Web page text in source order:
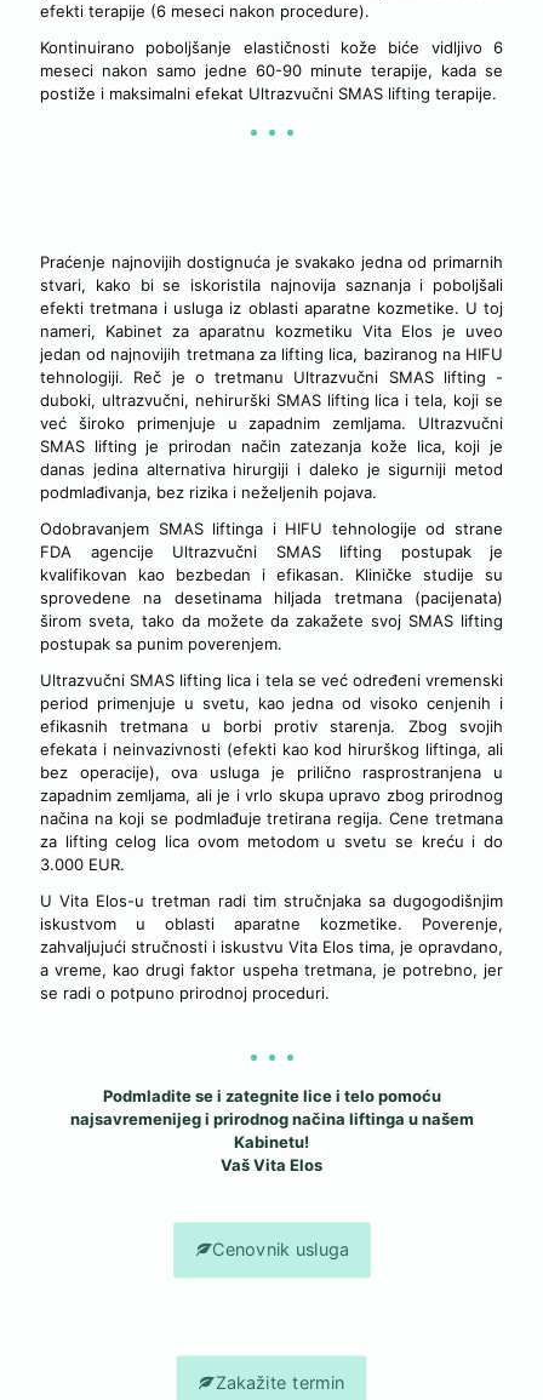
efekti terapije (6 meseci nakon procedure).
Kontinuirano poboljšanje elastičnosti kože biće vidljivo 6
meseci nakon samo jedne 60-90 minute terapije, kada se
postiže i maksimalni efekat Ultrazvučni SMAS lifting terapije.
Praćenje najnovijih dostignuća je svakako jedna od primarnih
stvari, kako bi se iskoristila najnovija saznanja i poboljšali
efekti tretmana i usluga iz oblasti aparatne kozmetike. U toj
nameri, Kabinet za aparatnu kozmetiku Vita Elos je uveo
jedan od najnovijih tretmana za lifting lica, baziranog na HIFU
tehnologiji. Reč je o tretmanu Ultrazvučni SMAS lifting -
duboki, ultrazvučni, nehirurški SMAS lifting lica i tela, koji se
već široko primenjuje u zapadnim zemljama. Ultrazvučni
SMAS lifting je prirodan način zatezanja kože lica, koji je
danas jedina alternativa hirurgiji i daleko je sigurniji metod
podmlađivanja, bez rizika i neželjenih pojava.
Odobravanjem SMAS liftinga i HIFU tehnologije od strane
FDA agencije Ultrazvučni SMAS lifting postupak je
kvalifikovan kao bezbedan i efikasan. Kliničke studije su
sprovedene na desetinama hiljada tretmana (pacijenata)
širom sveta, tako da možete da zakažete svoj SMAS lifting
postupak sa punim poverenjem.
Ultrazvučni SMAS lifting lica i tela se već određeni vremenski
period primenjuje u svetu, kao jedna od visoko cenjenih i
efikasnih tretmana u borbi protiv starenja. Zbog svojih
efekata i neinvazivnosti (efekti kao kod hirurškog liftinga, ali
bez operacije), ova usluga je prilično rasprostranjena u
zapadnim zemljama, ali je i vrlo skupa upravo zbog prirodnog
načina na koji se podmlađuje tretirana regija. Cene tretmana
za lifting celog lica ovom metodom u svetu se kreću i do
3.000 EUR.
U Vita Elos-u tretman radi tim stručnjaka sa dugogodišnjim
iskustvom u oblasti aparatne kozmetike. Poverenje,
zahvaljujući stručnosti i iskustvu Vita Elos tima, je opravdano,
a vreme, kao drugi faktor uspeha tretmana, je potrebno, jer
se radi o potpuno prirodnoj proceduri.
Podmladite se i zategnite lice i telo pomoću
najsavremenijeg i prirodnog načina liftinga u našem
Kabinetu!
Vaš Vita Elos
Cenovnik usluga
Zakažite termin